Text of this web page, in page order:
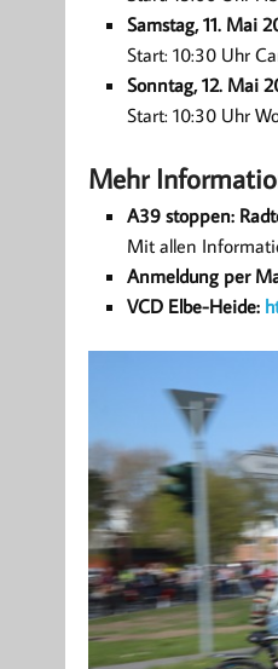
Samstag, 11. Mai
Start: 10:30 Uhr
Sonntag, 12. Mai
Start: 10:30 Uhr
Mehr
A39 stoppen:
Mit allen
Anmeldung per
VCD Elbe-Heide: